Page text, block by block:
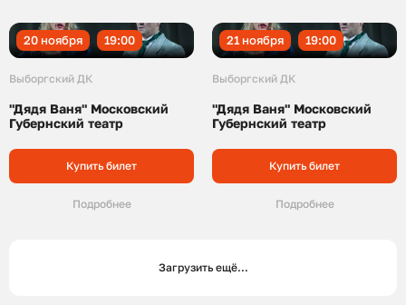
20 ноября 19:00
Выборгский ДК
"Дядя Ваня" Московский
Губернский театр
Купить билет
Подробнее
21 ноября 19:00
Выборгский ДК
"Дядя Ваня" Московский
Губернский театр
Купить билет
Подробнее
Загрузить ещё...